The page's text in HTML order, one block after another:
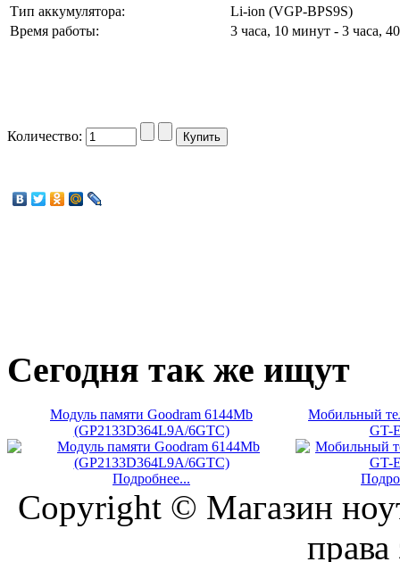
Тип аккумулятора:
Li-ion (VGP-BPS9S)
Время работы:
3 часа, 10 минут - 3 часа,
Количество:
Сегодня так же ищут
Модуль памяти Goodram 6144Mb
(GP2133D364L9A/6GTC)
Подробнее...
Мобильный
GT-
Copyright © Магазин